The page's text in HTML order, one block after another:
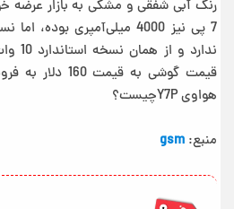
رنگ آبی شفقی و مشکی به بازار عرضه
7 پی نیز 4000 میلی‌آمپری
قیمت گوشی به
هواوی Y7Pچیست؟
منبع:gsm